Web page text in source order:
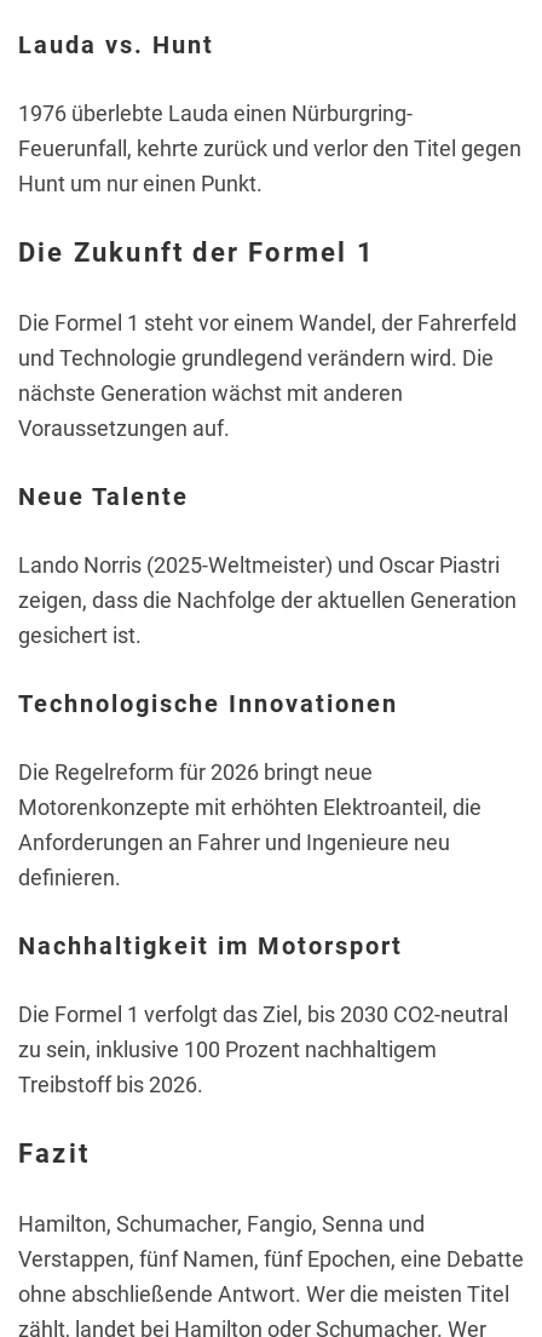
Lauda vs. Hunt
1976 überlebte Lauda einen Nürburgring-
Feuerunfall, kehrte zurück und verlor den Titel gegen
Hunt um nur einen Punkt.
Die Zukunft der Formel 1
Die Formel 1 steht vor einem Wandel, der Fahrerfeld
und Technologie grundlegend verändern wird. Die
nächste Generation wächst mit anderen
Voraussetzungen auf.
Neue Talente
Lando Norris (2025-Weltmeister) und Oscar Piastri
zeigen, dass die Nachfolge der aktuellen Generation
gesichert ist.
Technologische Innovationen
Die Regelreform für 2026 bringt neue
Motorenkonzepte mit erhöhten Elektroanteil, die
Anforderungen an Fahrer und Ingenieure neu
definieren.
Nachhaltigkeit im Motorsport
Die Formel 1 verfolgt das Ziel, bis 2030 CO2-neutral
zu sein, inklusive 100 Prozent nachhaltigem
Treibstoff bis 2026.
Fazit
Hamilton, Schumacher, Fangio, Senna und
Verstappen, fünf Namen, fünf Epochen, eine Debatte
ohne abschließende Antwort. Wer die meisten Titel
zählt, landet bei Hamilton oder Schumacher. Wer